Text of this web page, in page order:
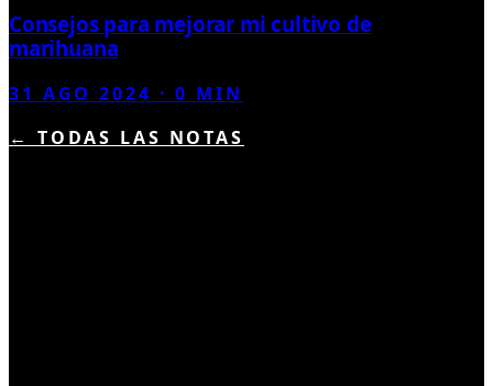
Consejos para mejorar mi cultivo de
marihuana
31 AGO 2024 ·0 MIN
← TODAS LAS NOTAS